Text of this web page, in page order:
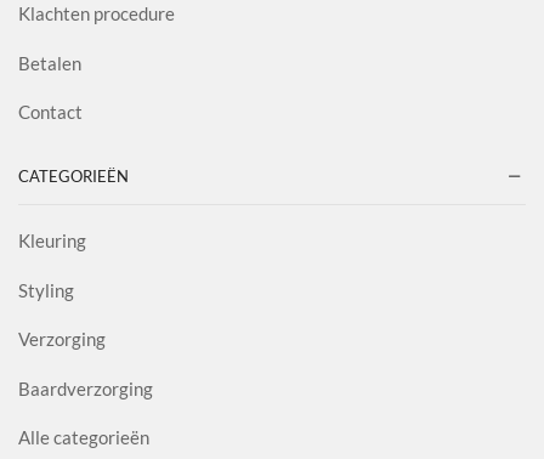
Klachten procedure
Betalen
Contact
CATEGORIEËN
Kleuring
Styling
Verzorging
Baardverzorging
Alle categorieën